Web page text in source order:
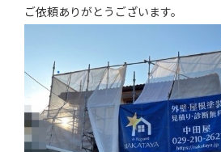
お知らせ
会社案内
お問い合わせ
ご依頼ありがとうございます。